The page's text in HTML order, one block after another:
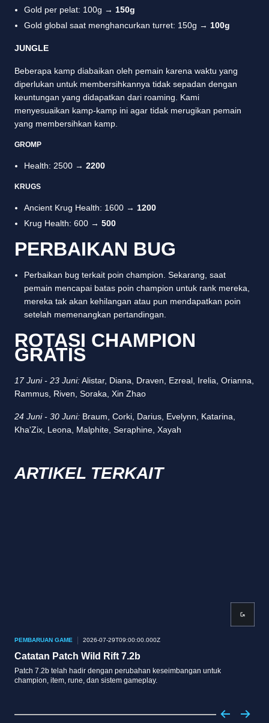
Gold per pelat: 100g → 150g
Gold global saat menghancurkan turret: 150g → 100g
JUNGLE
Beberapa kamp diabaikan oleh pemain karena waktu yang
diperlukan untuk membersihkannya tidak sepadan dengan
keuntungan yang didapatkan dari roaming. Kami
menyesuaikan kamp-kamp ini agar tidak merugikan pemain
yang membersihkan kamp.
GROMP
Health: 2500 → 2200
KRUGS
Ancient Krug Health: 1600 → 1200
Krug Health: 600 → 500
PERBAIKAN BUG
Perbaikan bug terkait poin champion. Sekarang, saat
pemain mencapai batas poin champion untuk rank mereka,
mereka tak akan kehilangan atau pun mendapatkan poin
setelah memenangkan pertandingan.
ROTASI CHAMPION
GRATIS
17 Juni - 23 Juni:Alistar, Diana, Draven, Ezreal, Irelia, Orianna,
Rammus, Riven, Soraka, Xin Zhao
24 Juni - 30 Juni: Braum, Corki, Darius, Evelynn, Katarina,
Kha'Zix, Leona, Malphite, Seraphine, Xayah
ARTIKEL TERKAIT
PEMBARUAN GAME 2026-07-29T09:00:00.000Z
Catatan Patch Wild Rift 7.2b
Patch 7.2b telah hadir dengan perubahan keseimbangan untuk
champion, item, rune, dan sistem gameplay.